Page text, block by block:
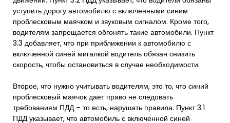
уступить дорогу автомобилю с включенными синим
проблесковым маячком и звуковым сигналом. Кроме того,
водителям запрещается обгонять такие автомобили. Пункт
3.3 добавляет, что при приближении к автомобилю с
включенной синей мигалкой водитель обязан снизить
скорость, чтобы остановиться в случае необходимости.
Второе, что нужно учитывать водителям, это то, что синий
проблесковый маячок дает право не следовать
требованиям ПДД – то есть, нарушать правила. Пункт 3.1
ПДД указывает, что автомобиль с включенной синей